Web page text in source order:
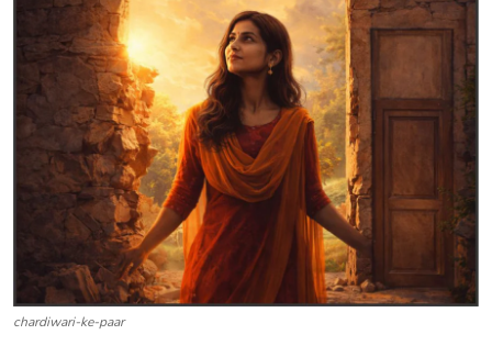
उपन्यास
सिनेमा
शायरी
chardiwari-ke-paar